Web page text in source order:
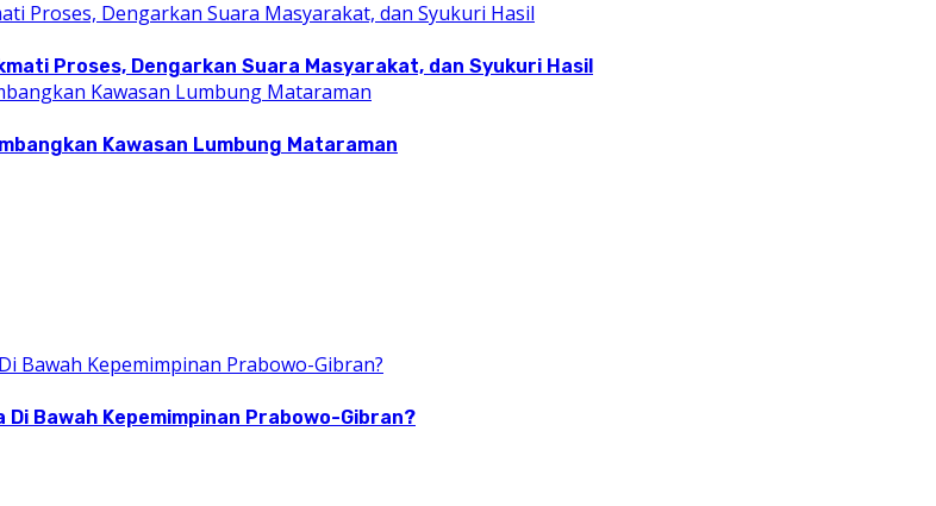
Proses, Dengarkan Suara Masyarakat, dan Syukuri Hasil
Kawasan Lumbung Mataraman
Bawah Kepemimpinan Prabowo-Gibran?